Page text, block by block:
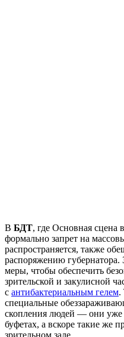
В БДТ, где Основная сцена
формально запрет на
распространяется, также
распоряжению
меры, чтобы обеспечить
зрительской и закулисной
с антибактериальным гелем.
специальные
скопления людей — они уже
буфетах, а вскоре такие же
зрительном зале.